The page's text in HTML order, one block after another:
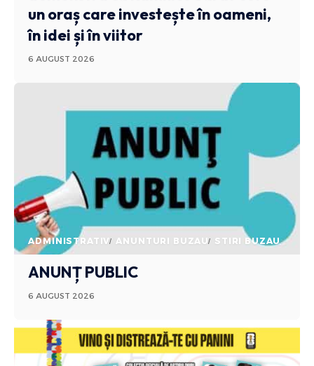
un oraș care investește în oameni,
în idei și în viitor
6 AUGUST 2026
ADMINISTRATIV ANUNTURI BUZAU STIRI BUZAU
ANUNȚ PUBLIC
6 AUGUST 2026